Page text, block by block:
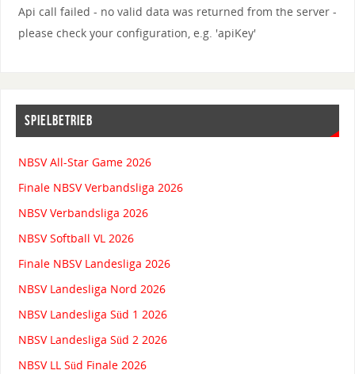
Api call failed - no valid data was returned from the server -
please check your configuration, e.g. 'apiKey'
SPIELBETRIEB
NBSV All-Star Game 2026
Finale NBSV Verbandsliga 2026
NBSV Verbandsliga 2026
NBSV Softball VL 2026
Finale NBSV Landesliga 2026
NBSV Landesliga Nord 2026
NBSV Landesliga Süd 1 2026
NBSV Landesliga Süd 2 2026
NBSV LL Süd Finale 2026